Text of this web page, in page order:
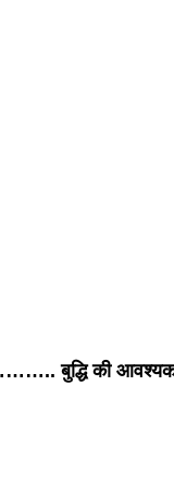
बुद्धि की